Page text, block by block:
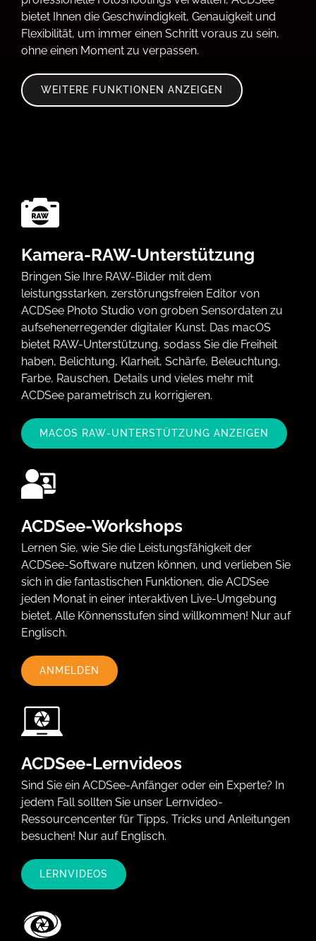
bietet Ihnen die Geschwindigkeit, Genauigkeit und
Flexibilität, um immer einen Schritt voraus zu sein,
ohne einen Moment zu verpassen.
WEITERE FUNKTIONEN ANZEIGEN
Kamera-RAW-Unterstützung
Bringen Sie Ihre RAW-Bilder mit dem
leistungsstarken, zerstörungsfreien Editor von
ACDSee Photo Studio von groben Sensordaten zu
aufsehenerregender digitaler Kunst. Das macOS
bietet RAW-Unterstützung, sodass Sie die Freiheit
haben, Belichtung, Klarheit, Schärfe, Beleuchtung,
Farbe, Rauschen, Details und vieles mehr mit
ACDSee parametrisch zu korrigieren.
MACOS RAW-UNTERSTÜTZUNG ANZEIGEN
ACDSee-Workshops
Lernen Sie, wie Sie die Leistungsfähigkeit der
ACDSee-Software nutzen können, und verlieben Sie
sich in die fantastischen Funktionen, die ACDSee
jeden Monat in einer interaktiven Live-Umgebung
bietet. Alle Könnensstufen sind willkommen! Nur auf
Englisch.
ANMELDEN
ACDSee-Lernvideos
Sind Sie ein ACDSee-Anfänger oder ein Experte? In
jedem Fall sollten Sie unser Lernvideo-
Ressourcencenter für Tipps, Tricks und Anleitungen
besuchen! Nur auf Englisch.
LERNVIDEOS